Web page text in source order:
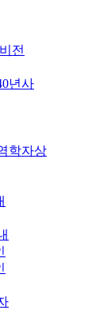
전
년사
학자상